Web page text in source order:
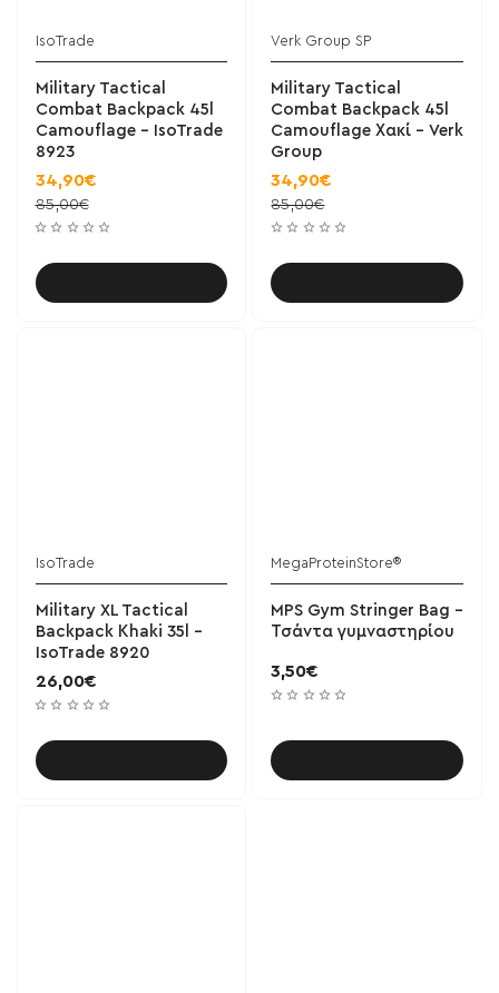
IsoTrade
Military Tactical
Combat Backpack 45l
Camouflage - IsoTrade
8923
34,90€
85,00€
Verk Group SP
Military Tactical
Combat Backpack 45l
Camouflage Χακί - Verk
Group
34,90€
85,00€
IsoTrade
Military XL Tactical
Backpack Κhaki 35l -
IsoTrade 8920
26,00€
MegaProteinStore®
MPS Gym Stringer Bag -
Τσάντα γυμναστηρίου
3,50€